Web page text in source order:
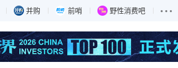
并购 前哨 野性消费吧